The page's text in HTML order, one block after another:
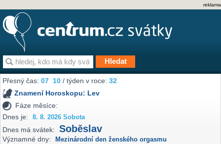
reklama
Přesný čas:07 10 / týden v roce:32
Znamení Horoskopu: Lev
Fáze měsíce:
Dnes je:
8. 8. 2026 Sobota
Dnes má svátek: Soběslav
Významné dny: Mezinárodní den ženského orgasmu